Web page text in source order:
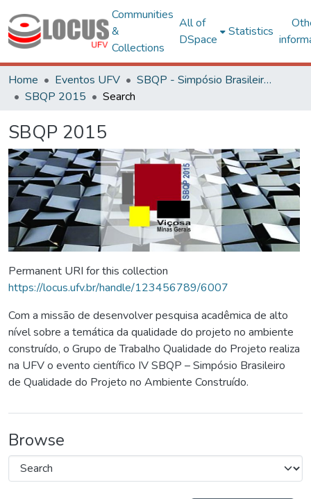
Communities
&
Collections
All of
DSpace
Statistics
Home Eventos UFV
SBQP - Simpósio Brasileiro de Qualidade do Projeto no Ambiente Construído
SBQP 2015
Search
SBQP 2015
Permanent URI for this collection
https://locus.ufv.br/handle/123456789/6007
Com a missão de desenvolver pesquisa acadêmica de alto
nível sobre a temática da qualidade do projeto no ambiente
construído, o Grupo de Trabalho Qualidade do Projeto realiza
na UFV o evento científico IV SBQP – Simpósio Brasileiro
de Qualidade do Projeto no Ambiente Construído.
Browse